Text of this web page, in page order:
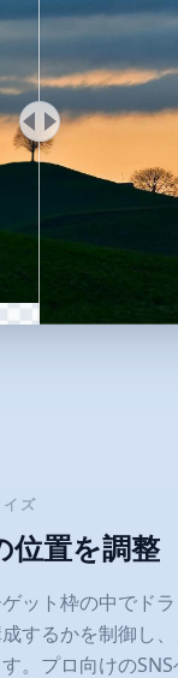
ズ
位置を調整
ット枠の中でドラ
するかを制御し
。プロ向けの